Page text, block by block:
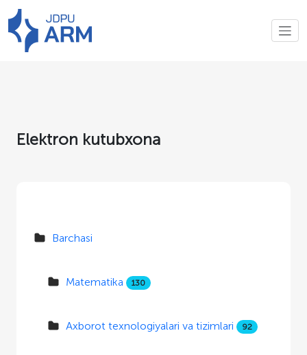
Elektron kutubxona
Barchasi
Matematika 130
Axborot texnologiyalari va tizimlari 92